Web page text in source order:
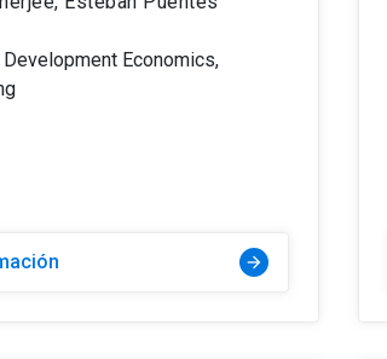
Economics,
arrow_forward